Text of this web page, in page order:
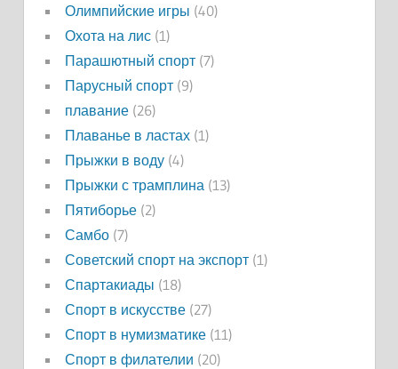
Олимпийские игры (40)
Охота на лис(1)
Парашютный спорт(7)
Парусный спорт(9)
плавание(26)
Плаванье в ластах(1)
Прыжки в воду(4)
Прыжки с трамплина (13)
Пятиборье(2)
Самбо(7)
Советский спорт на экспорт(1)
Спартакиады (18)
Спорт в искусстве(27)
Спорт в нумизматике(11)
Спорт в филателии (20)